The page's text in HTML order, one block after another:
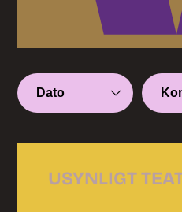
USYNLIGT